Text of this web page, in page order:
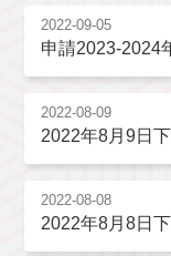
2022-09-05
申請2023-2024
2022-08-09
2022年8月9日
2022-08-08
2022年8月8日